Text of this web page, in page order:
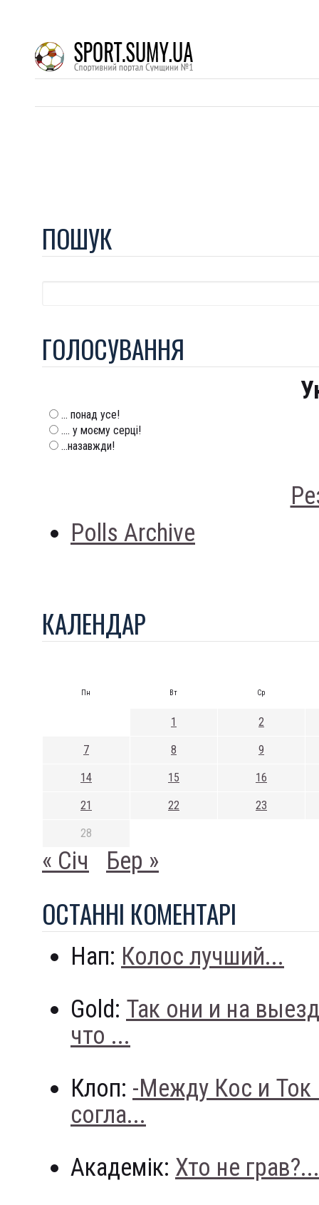
ПОШУК
ГОЛОСУВАННЯ
... понад усе!
.... у моєму серці!
...назавжди!
Polls Archive
КАЛЕНДАР
Пн Вт Ср
1 2
7 8 9
14 15 16
21 22 23
28
« Січ Бер »
ОСТАННI КОМЕНТАРI
Нап: Колос лучший...
Gold: Так они и на
что ...
Клоп: -Между Кос и
согла...
Академік: Хто не грав?...